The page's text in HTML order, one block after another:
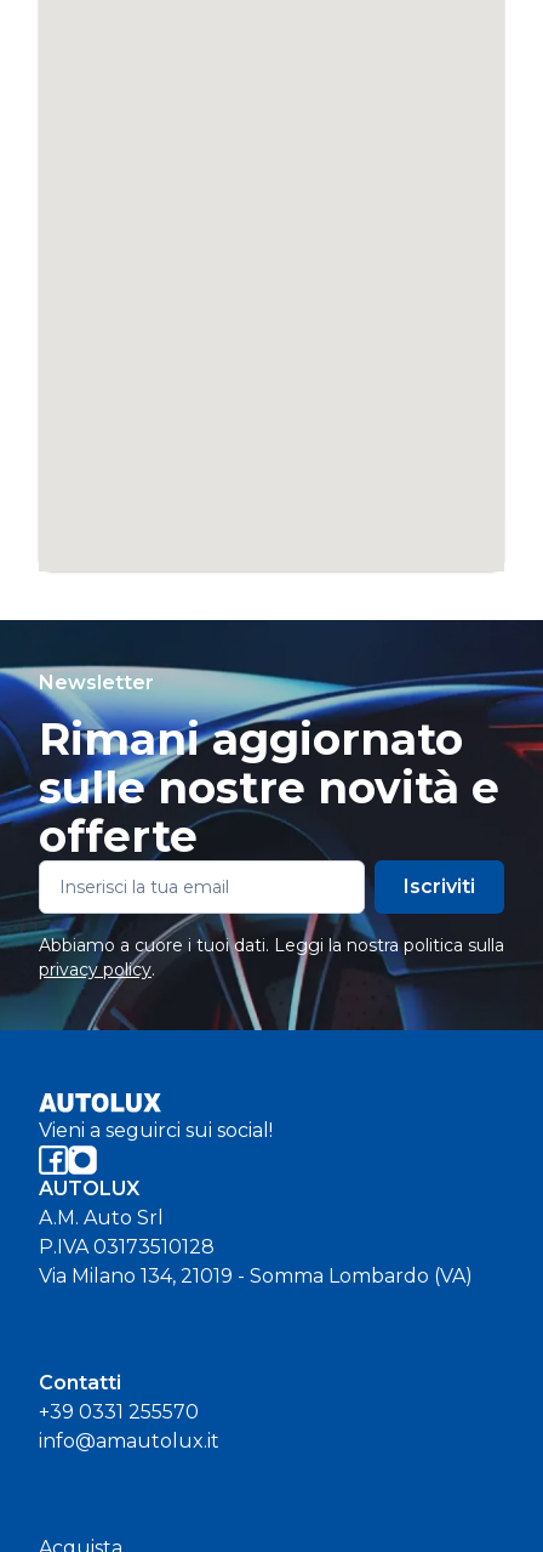
Newsletter
Rimani aggiornato
sulle nostre novità e
offerte
Iscriviti
Abbiamo a cuore i tuoi dati. Leggi la nostra politica sulla
privacy policy.
Vieni a seguirci sui social!
AUTOLUX
A.M. Auto Srl
P.IVA 03173510128
Via Milano 134, 21019 - Somma Lombardo (VA)
Contatti
+39 0331 255570
info@amautolux.it